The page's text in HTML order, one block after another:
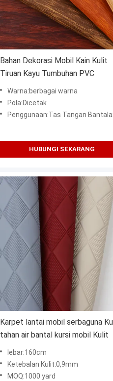
Bahan Dekorasi Mobil Kain Kulit
Tiruan Kayu Tumbuhan PVC
Warna:berbagai warna
Pola:Dicetak
Penggunaan:Tas Tangan Bantalan Kaki Penutup Kursi Mobil Kotak Kemasan Aksesori Dekorasi
HUBUNGI SEKARANG
Karpet lantai mobil serbaguna
tahan air bantal kursi mobil Kulit
lebar:160cm
Ketebalan Kulit:0,9mm
MOQ:1000 yard